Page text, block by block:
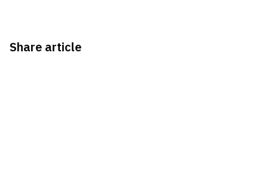
Share article